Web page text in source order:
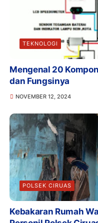
TEKNOLOGI
Mengenal 20
dan Fungsinya
NOVEMBER 12, 2024
POLSEK CIRUAS
Kebakaran Rumah